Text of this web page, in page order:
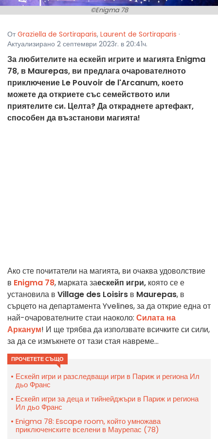
©Enigma 78
От Graziella de Sortiraparis, Laurent de Sortiraparis ·
Актуализирано 2 септември 2023г. в 20:41ч.
За любителите на ескейп игрите и магията Enigma
78, в Maurepas, ви предлага очарователното
приключение Le Pouvoir de l'Arcanum, което
можете да откриете със семейството или
приятелите си. Целта? Да откраднете артефакт,
способен да възстанови магията!
Ако сте почитатели на магията, ви очаква удоволствие
в Enigma 78, марката заескейп игри, която се е
установила в Village des Loisirs в Maurepas, в
сърцето на департамента Yvelines, за да открие една от
най-очарователните стаи наоколо: Силата на
Арканум! И ще трябва да използвате всичките си сили,
за да се измъкнете от тази стая навреме...
ПРОЧЕТЕТЕ СЪЩО
Ескейп игри и разследващи игри в Париж и региона Ил
дьо Франс
Ескейп игри за деца и тийнейджъри в Париж и региона
Ил дьо Франс
Enigma 78: Escape room, който умножава
приключенските вселени в Маурепас (78)